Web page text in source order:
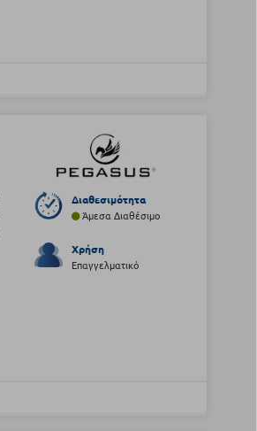
Διαθεσιμότητα
Άμεσα Διαθέσιμο
Χρήση
Επαγγελματικό